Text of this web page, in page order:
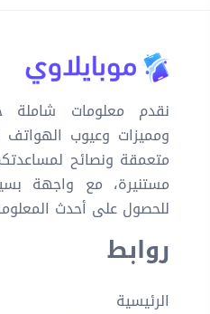
نقدم معلومات شاملة
ومميزات وعيوب الهواتف
متعمقة ونصائح
مستنيرة، مع واجهة
للحصول على أحدث
روابط
الرئيسية